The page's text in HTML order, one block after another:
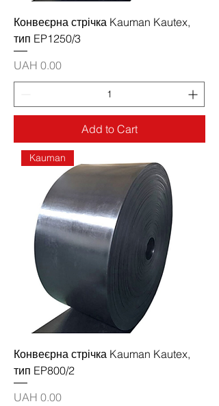
Конвеєрна стрічка Kauman Kautex,
тип EP1250/3
Price
UAH 0.00
Add to Cart
Kauman
Конвеєрна стрічка Kauman Kautex,
тип EP800/2
Price
UAH 0.00